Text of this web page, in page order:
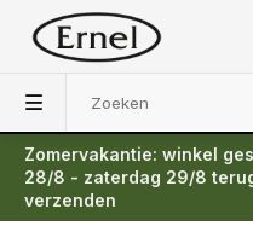
Zomervakantie: winkel
28/8 - zaterdag 29/8
verzenden
Terug